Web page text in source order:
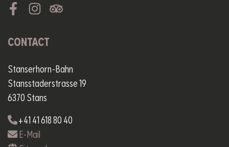
FacebookInstagramTripadvisor
CONTACT
Stanserhorn-Bahn
Stansstaderstrasse 19
6370 Stans
+41 41 618 80 40
E-Mail